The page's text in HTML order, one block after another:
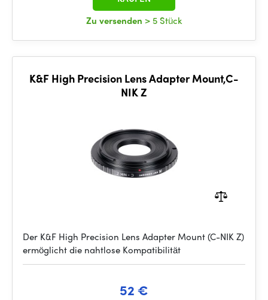
Zu versenden > 5 Stück
K&F High Precision Lens Adapter Mount,C-
NIK Z
Der K&F High Precision Lens Adapter Mount (C-NIK Z)
ermöglicht die nahtlose Kompatibilität
52 €